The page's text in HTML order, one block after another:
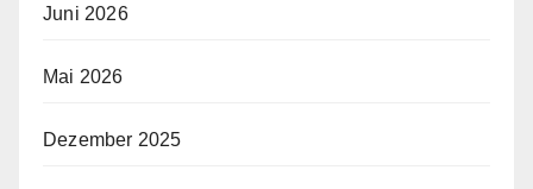
Juni 2026
Mai 2026
Dezember 2025